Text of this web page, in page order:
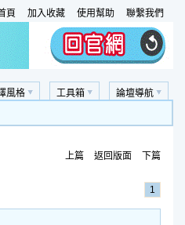
頁 加入收藏 使用幫助 聯繫我們
論壇導航
工具箱
風格
上篇 返回版面 下篇
1